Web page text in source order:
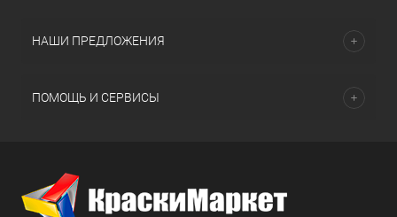
НАШИ ПРЕДЛОЖЕНИЯ
ПОМОЩЬ И СЕРВИСЫ